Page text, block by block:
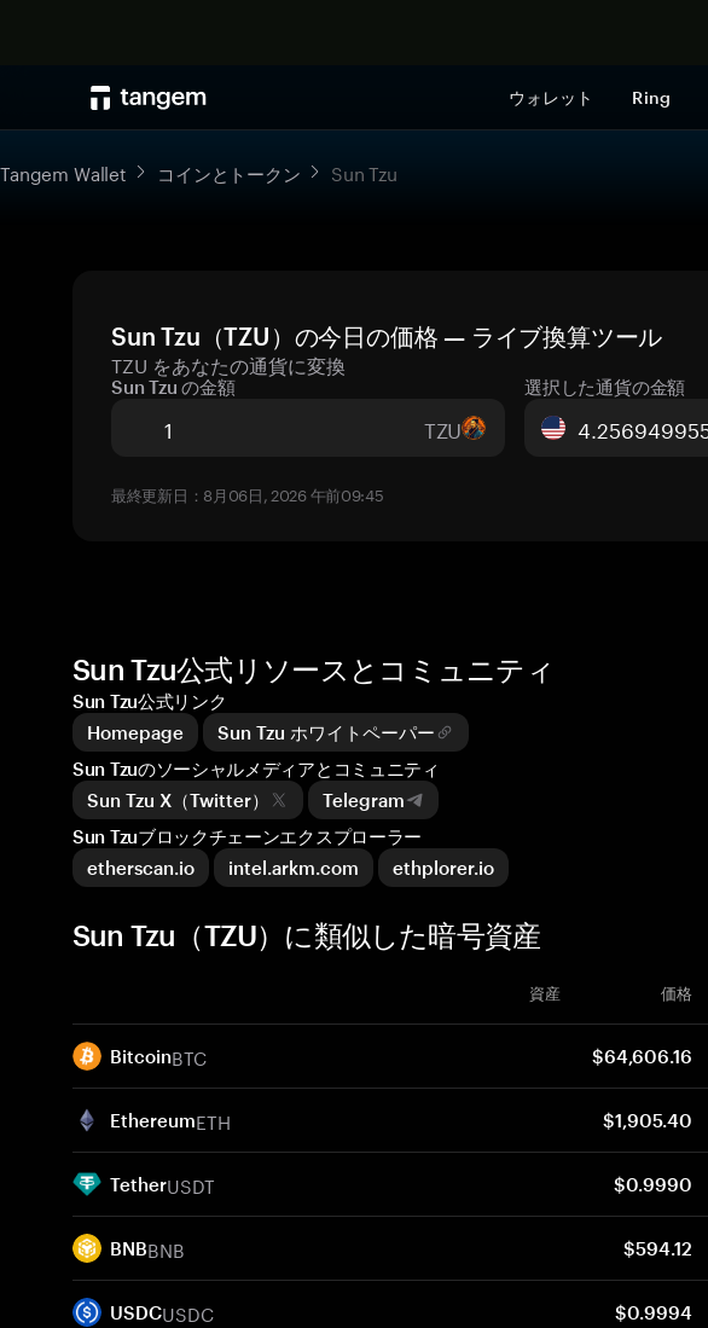
ウォレット Ring
Tangem Wallet コインとトークン Sun Tzu
Sun Tzu（TZU）の今日の価格 — ライブ換算ツール
TZU をあなたの通貨に変換
Sun Tzu の金額
TZU
選択した通貨の金額
最終更新日：8月06日, 2026 午前09:45
Sun Tzu公式リソースとコミュニティ
Sun Tzu公式リンク
Homepage
Sun Tzu ホワイトペーパー
Sun Tzuのソーシャルメディアとコミュニティ
Sun Tzu X（Twitter）
Telegram
Sun Tzuブロックチェーンエクスプローラー
etherscan.io
intel.arkm.com ethplorer.io
Sun Tzu（TZU）に類似した暗号資産
資産 価格
BitcoinBTC $64,606.16
EthereumETH $1,905.40
TetherUSDT $0.9990
BNBBNB $594.12
USDCUSDC $0.9994